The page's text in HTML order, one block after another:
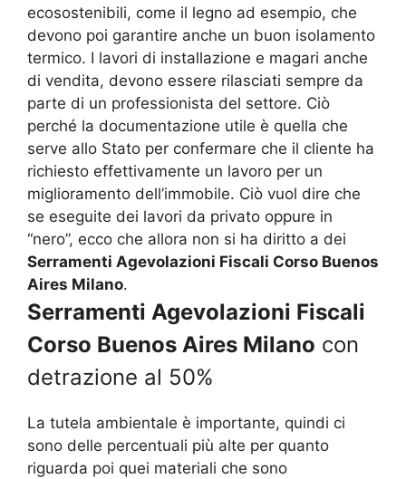
ecosostenibili, come il legno ad esempio, che
devono poi garantire anche un buon isolamento
termico. I lavori di installazione e magari anche
di vendita, devono essere rilasciati sempre da
parte di un professionista del settore. Ciò
perché la documentazione utile è quella che
serve allo Stato per confermare che il cliente ha
richiesto effettivamente un lavoro per un
miglioramento dell’immobile. Ciò vuol dire che
se eseguite dei lavori da privato oppure in
“nero”, ecco che allora non si ha diritto a dei
Serramenti Agevolazioni Fiscali Corso Buenos
Aires Milano.
Serramenti Agevolazioni Fiscali
Corso Buenos Aires Milano con
detrazione al 50%
La tutela ambientale è importante, quindi ci
sono delle percentuali più alte per quanto
riguarda poi quei materiali che sono